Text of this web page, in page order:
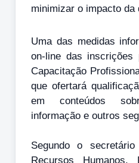
minimizar o impacto da
Uma das medidas
on-line das inscrições
Capacitação
que ofertará
em conteúdos
informação e outros
Segundo o
Recursos Humanos,